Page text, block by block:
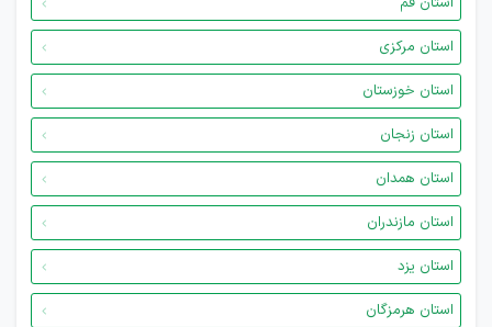
استان مرکزی
استان خوزستان
استان زنجان
استان همدان
استان مازندران
استان یزد
استان هرمزگان